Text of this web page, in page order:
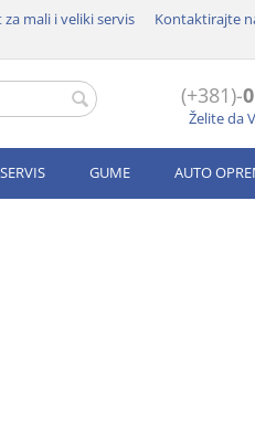
za mali i veliki servis Kontaktirajte
(+381)-
Želite da
GUME AUTO